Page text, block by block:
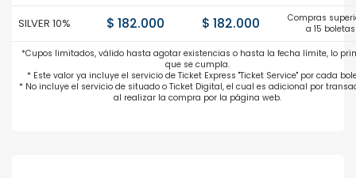
SILVER 10% $ 182.000 $ 182.000
Compras
a 15 boletas
*Cupos limitados, válido hasta agotar existencias o hasta la fecha límite, lo
que se cumpla.
* Este valor ya incluye el servicio de Ticket Express "Ticket Service" por cada
* No incluye el servicio de situado o Ticket Digital, el cual es adicional por
al realizar la compra por la página web.